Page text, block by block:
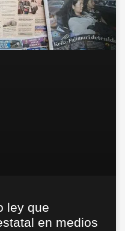
ley que
en medios